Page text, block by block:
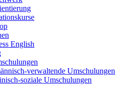
English
verwaltende Umschulungen
soziale Umschulungen